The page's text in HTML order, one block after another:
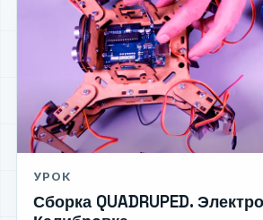
УРОК
Сборка QUADRUPED.